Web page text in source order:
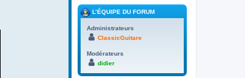
L’ÉQUIPE DU FORUM
Administrateurs
ClassicGuitare
Modérateurs
didier